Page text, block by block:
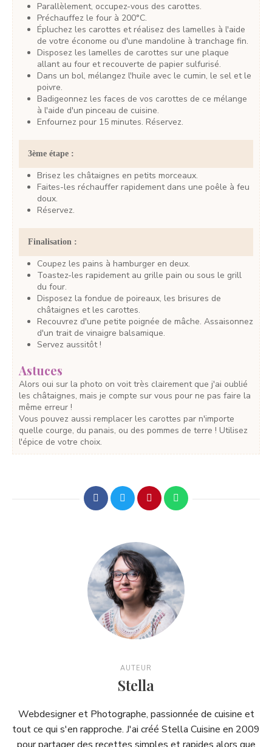
Parallèlement, occupez-vous des carottes.
Préchauffez le four à 200°C.
Épluchez les carottes et réalisez des lamelles à l'aide
de votre économe ou d'une mandoline à tranchage fin.
Disposez les lamelles de carottes sur une plaque
allant au four et recouverte de papier sulfurisé.
Dans un bol, mélangez l'huile avec le cumin, le sel et le
poivre.
Badigeonnez les faces de vos carottes de ce mélange
à l'aide d'un pinceau de cuisine.
Enfournez pour 15 minutes. Réservez.
3ème étape :
Brisez les châtaignes en petits morceaux.
Faites-les réchauffer rapidement dans une poêle à feu
doux.
Réservez.
Finalisation :
Coupez les pains à hamburger en deux.
Toastez-les rapidement au grille pain ou sous le grill
du four.
Disposez la fondue de poireaux, les brisures de
châtaignes et les carottes.
Recouvrez d'une petite poignée de mâche. Assaisonnez
d'un trait de vinaigre balsamique.
Servez aussitôt !
Astuces
Alors oui sur la photo on voit très clairement que j'ai oublié
les châtaignes, mais je compte sur vous pour ne pas faire la
même erreur !
Vous pouvez aussi remplacer les carottes par n'importe
quelle courge, du panais, ou des pommes de terre ! Utilisez
l'épice de votre choix.
AUTEUR
Stella
Webdesigner et Photographe, passionnée de cuisine et
tout ce qui s'en rapproche. J'ai créé Stella Cuisine en 2009